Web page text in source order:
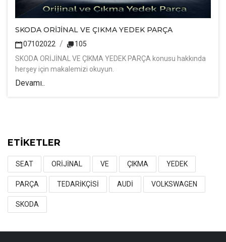
SKODA ORİJİNAL VE ÇIKMA YEDEK PARÇA
07102022
105
SKODA ORİJİNAL VE ÇIKMA YEDEK PARÇA konusu hakkında
herşey için makalemizi okuyun.
Devamı..
ETİKETLER
SEAT ORİJİNAL VE ÇIKMA YEDEK
PARÇA TEDARİKÇİSİ AUDİ VOLKSWAGEN
SKODA